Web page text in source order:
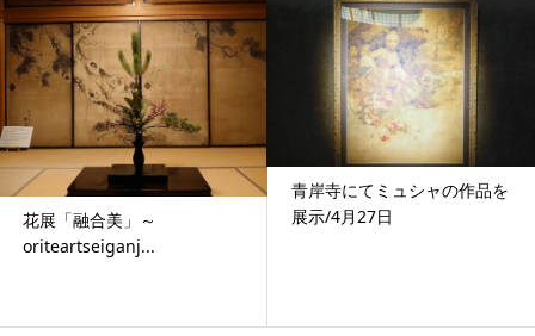
花展「融合美」～
oriteartseiganj...
青岸寺にてミュシャの作品を
展示/4月27日